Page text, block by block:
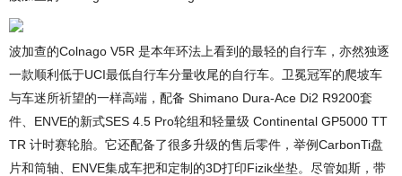
波加查的Colnago V5R 是本年环法上看到的最轻的自行车，亦然独逐
一款顺利低于UCI最低自行车分量收尾的自行车。卫冕冠军的爬坡车
与车迷所祈望的一样高端，配备 Shimano Dura-Ace Di2 R9200套
件、ENVE的新式SES 4.5 Pro轮组和轻量级 Continental GP5000 TT
TR 计时赛轮胎。它还配备了很多升级的售后零件，举例CarbonTi盘
片和筒轴、ENVE集成车把和定制的3D打印Fizik坐垫。尽管如斯，带